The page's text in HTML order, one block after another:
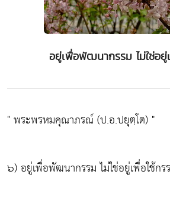
อยู่เพื่อพัฒนากรรม ไม่ใช่อยู่
" พระพรหมคุณาภรณ์ (ป.อ.ปยุตฺโต) "
๖) อยู่เพื่อพัฒนากรรม ไม่ใช่อยู่เพื่อใช้